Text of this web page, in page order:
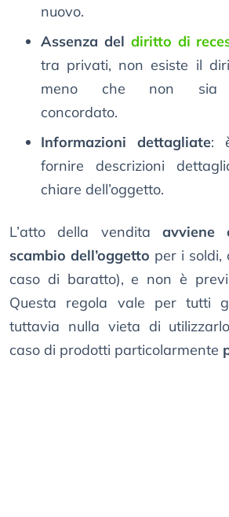
nuovo.
Assenza del diritto di
tra privati, non esiste il
meno che non sia
concordato.
Informazioni dettagliate:
fornire descrizioni
chiare dell’oggetto.
L’atto della vendita avviene
scambio dell’oggetto per i soldi,
caso di baratto), e non è
Questa regola vale per tutti
tuttavia nulla vieta di
caso di prodotti particolarmente